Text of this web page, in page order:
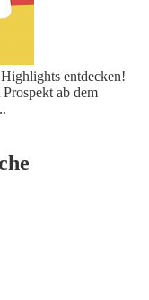
entdecken!
ab dem